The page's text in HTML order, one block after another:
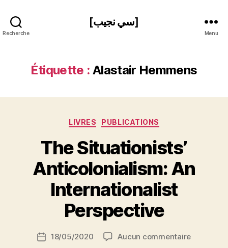
Recherche
[سي نجيب]
Menu
Étiquette : Alastair Hemmens
Catégories
LIVRES PUBLICATIONS
The Situationists’
Anticolonialism: An
Internationalist
Perspective
de
a
r
S
N
Date18/05/2020 Aucun commentairesur